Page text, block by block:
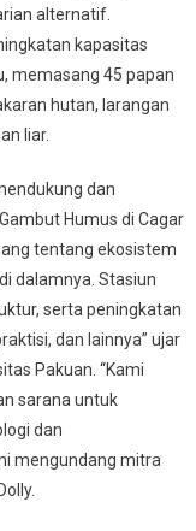
alternatif.
kapasitas
memasang 45 papan
hutan, larangan
liar.
dan
Humus di Cagar
tentang ekosistem
dalamnya. Stasiun
serta peningkatan
dan lainnya” ujar
Pakuan. “Kami
sarana untuk
dan
mengundang mitra